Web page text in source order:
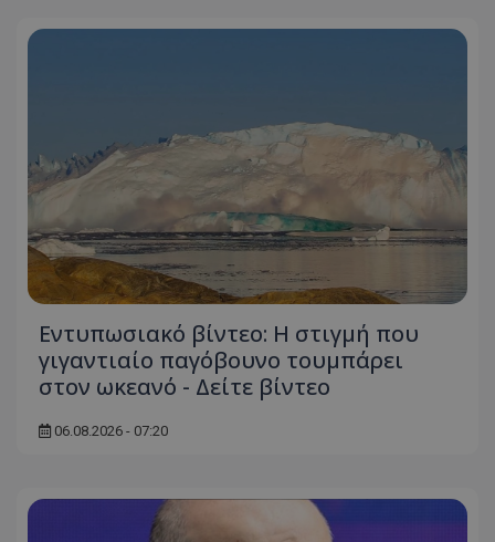
Εντυπωσιακό βίντεο: Η στιγμή που
γιγαντιαίο παγόβουνο τουμπάρει
στον ωκεανό - Δείτε βίντεο
06.08.2026 - 07:20